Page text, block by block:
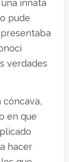
innata
pude
verdades
cóncava,
en que
hacer